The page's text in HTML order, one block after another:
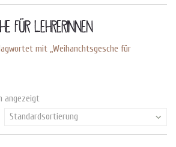
to
content
FÜR LEHRERINNEN
mit „Weihanchtsgesche für
angezeigt
Standardsortierung